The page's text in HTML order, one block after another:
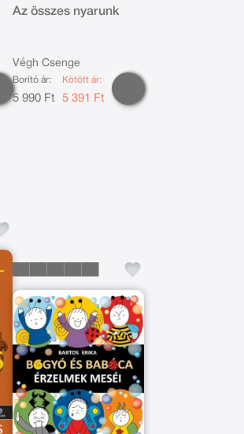
Az összes nyarunk
Végh Csenge
Borító ár:
5 990 Ft
Kötött ár:
5 391 Ft